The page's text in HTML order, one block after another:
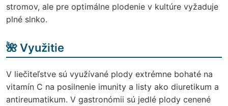
stromov, ale pre optimálne plodenie v kultúre vyžaduje
plné slnko.
🌺 Využitie
V liečiteľstve sú využívané plody extrémne bohaté na
vitamín C na posilnenie imunity a listy ako diuretikum a
antireumatikum. V gastronómii sú jedlé plody cenené